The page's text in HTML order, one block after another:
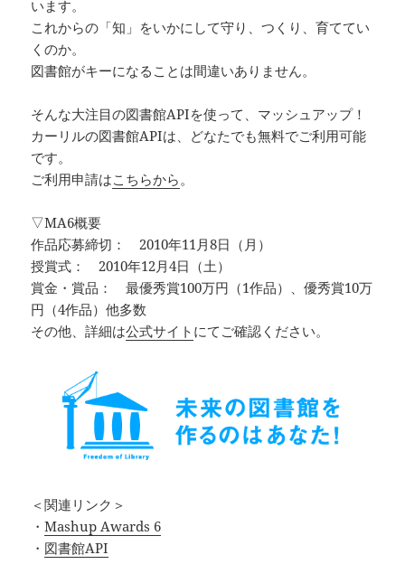
います。
これからの「知」をいかにして守り、つくり、育ててい
くのか。
図書館がキーになることは間違いありません。
そんな大注目の図書館APIを使って、マッシュアップ！
カーリルの図書館APIは、どなたでも無料でご利用可能
です。
ご利用申請はこちらから 。
▽MA6概要
作品応募締切： 2010年11月8日（月）
授賞式： 2010年12月4日（土）
賞金・賞品： 最優秀賞100万円（1作品）、優秀賞10万
円（4作品）他多数
その他、詳細は公式サイト にてご確認ください。
＜関連リンク＞
・Mashup Awards 6
・ 図書館API